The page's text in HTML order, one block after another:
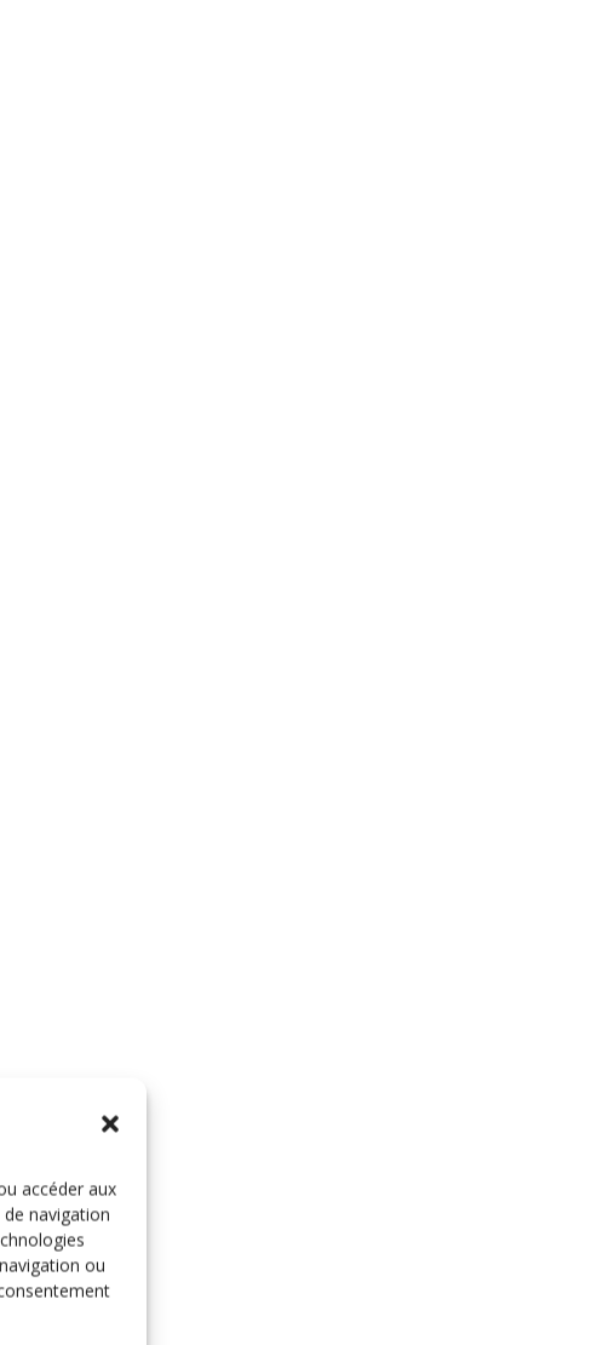
accéder aux
navigation
ou